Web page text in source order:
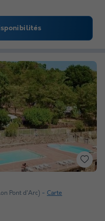
Pont d'Arc)
Carte